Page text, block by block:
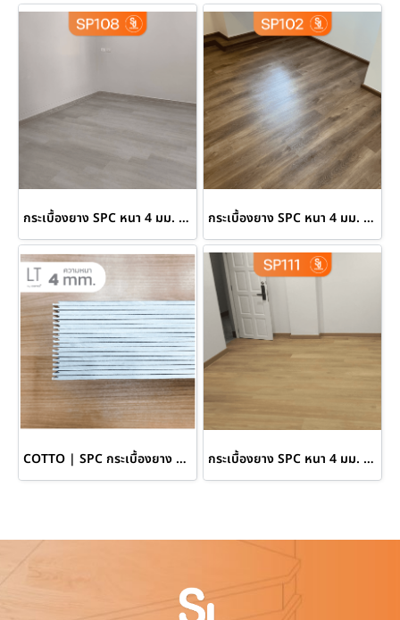
กระเบื้องยาง SPC หนา 4 มม. สี Grey กระเบื้องยาง SPC หนา 4 มม. สี Dark Oak
COTTO | SPC กระเบื้องยาง ความหนา 4 mm. กระเบื้องยาง SPC หนา 4 มม. สี Brown Oak